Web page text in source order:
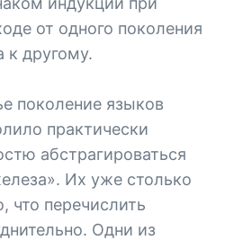
от одного поколения
к другому.
поколение языков
практически
абстрагироваться
Их уже столько
что перечислить
Одни из